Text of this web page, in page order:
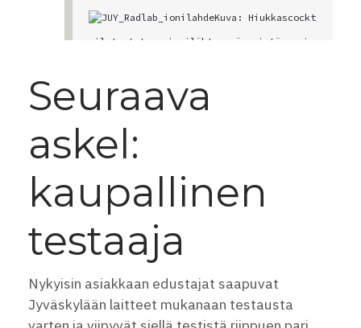
Kuva: Hiukkascockt
ail tuotetaan ionilähteessä, mistä se jo
on lähes kaksinkertainen teholtaan verra
ttuna nykyiseen.
Seuraava
askel:
kaupallinen
testaaja
Nykyisin asiakkaan edustajat saapuvat
Jyväskylään laitteet mukanaan testausta